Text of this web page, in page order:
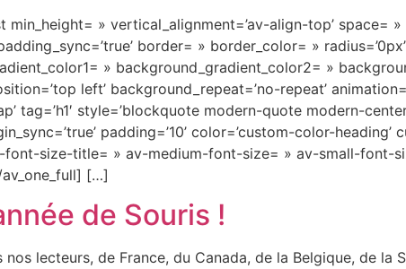
min_height= » vertical_alignment=’av-align-top’ space=
border= » border_color= »
» background_gradient_color2= »
left’ background_repeat=’no-repeat’
tag=’h1′ style=’blockquote modern-quote modern-
padding=’10’ color=’custom-color-
size-title= » av-medium-font-size= » av-small-font-
[…]
de Souris !
de France, du Canada, de la Belgique, de la